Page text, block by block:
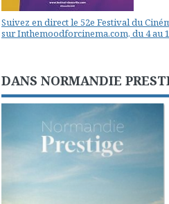
Suivez en direct le 52e Festival du
sur Inthemoodforcinema.com, du 4 au
DANS NORMANDIE